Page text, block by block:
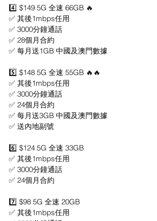
4️⃣ $149 5G 全速 66GB 🔥
✅ 其後1mbps任用
✅ 3000分鐘通話
✅ 28個月合約
✅ 每月送1GB 中國及澳門數據
5️⃣ $148 5G 全速 55GB 🔥🔥
✅ 其後1mbps任用
✅ 3000分鐘通話
✅ 24個月合約
✅ 每月送3GB 中國及澳門數據
✅ 送內地副號
6️⃣ $124 5G 全速 33GB
✅ 其後1mbps任用
✅ 3000分鐘通話
✅ 24個月合約
7️⃣ $98 5G 全速 20GB
✅ 其後1mbps任用